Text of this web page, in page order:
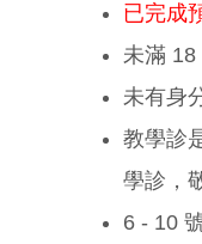
已完成
未滿 18
未有身
教學診
學診，
6 - 10